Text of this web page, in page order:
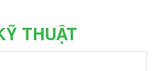
THUẬT